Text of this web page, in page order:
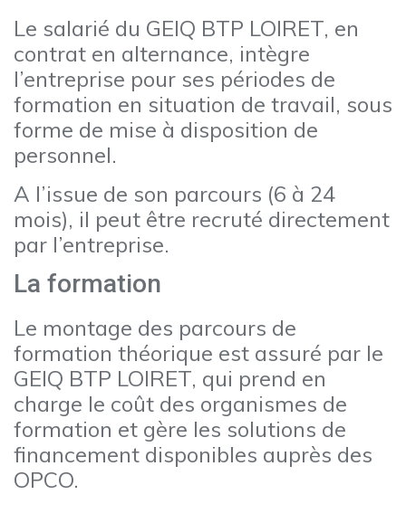
Le salarié du GEIQ BTP LOIRET, en
contrat en alternance, intègre
l’entreprise pour ses périodes de
formation en situation de travail, sous
forme de mise à disposition de
personnel.
A l’issue de son parcours (6 à 24
mois), il peut être recruté directement
par l’entreprise.
La formation
Le montage des parcours de
formation théorique est assuré par le
GEIQ BTP LOIRET, qui prend en
charge le coût des organismes de
formation et gère les solutions de
financement disponibles auprès des
OPCO.